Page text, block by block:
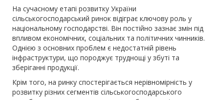
На сучасному етапі розвитку України
сільськогосподарський ринок відіграє ключову роль у
національному господарстві. Він постійно зазнає змін під
впливом економічних, соціальних та політичних чинників.
Однією з основних проблем є недостатній рівень
інфраструктури, що породжує труднощі у збуті та
зберіганні продукції.
Крім того, на ринку спостерігається нерівномірність у
розвитку різних сегментів сільськогосподарського